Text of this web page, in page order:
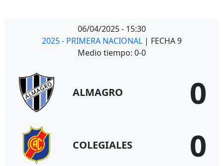
06/04/2025 - 15:30
2025 - PRIMERA NACIONAL | FECHA 9
Medio tiempo: 0-0
ALMAGRO 0
COLEGIALES 0